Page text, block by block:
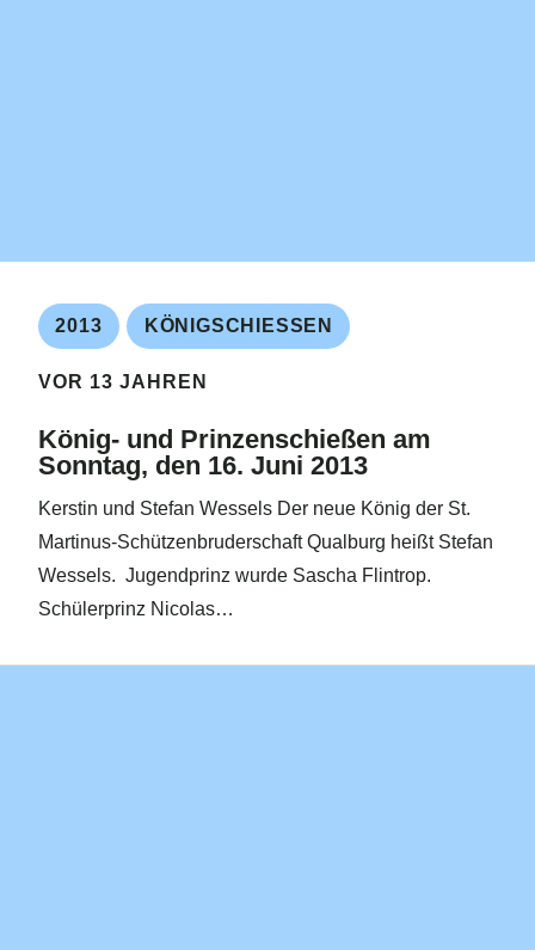
2013 KÖNIGSCHIESSEN
VOR 13 JAHREN
König- und Prinzenschießen am
Sonntag, den 16. Juni 2013
Kerstin und Stefan Wessels Der neue König der St.
Martinus-Schützenbruderschaft Qualburg heißt Stefan
Wessels. Jugendprinz wurde Sascha Flintrop.
Schülerprinz Nicolas…